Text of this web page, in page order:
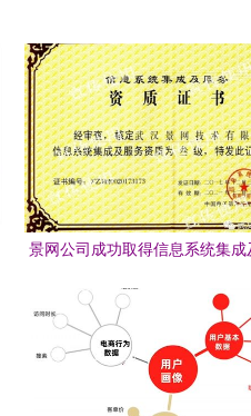
景网公司成功取得信息系统集成